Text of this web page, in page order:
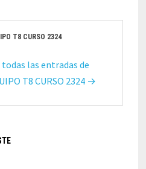
T8 CURSO 2324
todas las entradas de
T8 CURSO 2324 →